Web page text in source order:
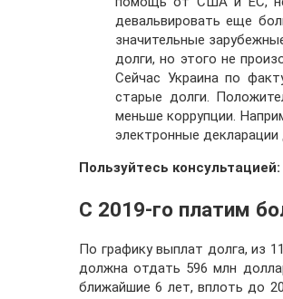
девальвировать еще
значительные
долги, но этого не
Сейчас Украина по
старые долги.
меньше коррупции.
электронные декларации
Пользуйтесь консультацией:
C 2019-го платим
По графику выплат долга, из
должна отдать 596 млн
ближайшие 6 лет, вплоть до